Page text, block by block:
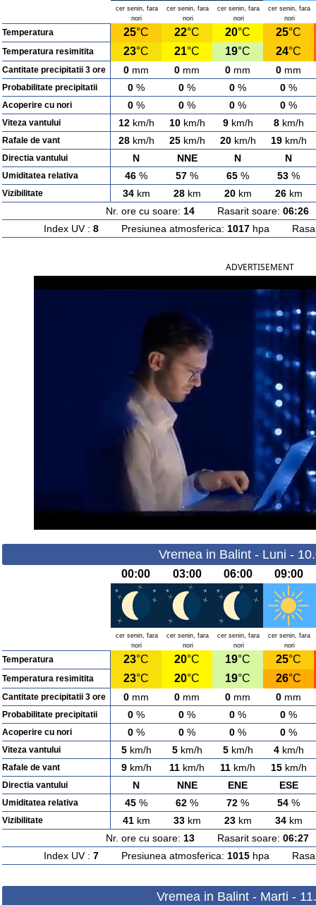
cer senin, fara
nori
cer senin, fara
nori
cer senin, fara
nori
cer senin, fara
nori
Temperatura 25°C 22°C 20°C 25°C
Temperatura resimitita 23°C 21°C 19°C 24°C
Cantitate precipitatii 3 ore 0 mm 0 mm 0 mm 0 mm
Probabilitate precipitatii 0 % 0 % 0 % 0 %
Acoperire cu nori 0 % 0 % 0 % 0 %
Viteza vantului 12km/h 10km/h 9km/h 8km/h
Rafale de vant 28km/h 25km/h 20km/h 19km/h
Directia vantului N NNE N N
Umiditatea relativa 46 % 57 % 65 % 53 %
Vizibilitate 34km 28km 20km 26km
Nr. ore cu soare: 14Rasarit soare: 06:26
Index UV : 8Presiunea atmosferica: 1017hpa
ADVERTISEMENT
Vremea in Balint - Luni -
00:00 03:00 06:00 09:00
cer senin, fara
nori
cer senin, fara
nori
cer senin, fara
nori
cer senin, fara
nori
Temperatura 23°C 20°C 19°C 25°C
Temperatura resimitita 23°C 20°C 19°C 26°C
Cantitate precipitatii 3 ore 0 mm 0 mm 0 mm 0 mm
Probabilitate precipitatii 0 % 0 % 0 % 0 %
Acoperire cu nori 0 % 0 % 0 % 0 %
Viteza vantului 5km/h 5km/h 5km/h 4km/h
Rafale de vant 9km/h 11 km/h 11 km/h 15km/h
Directia vantului N NNE ENE ESE
Umiditatea relativa 45 % 62 % 72 % 54 %
Vizibilitate 41km 33km 23km 34km
Nr. ore cu soare: 13Rasarit soare: 06:27
Index UV : 7Presiunea atmosferica: 1015hpa
Vremea in Balint - Marti -